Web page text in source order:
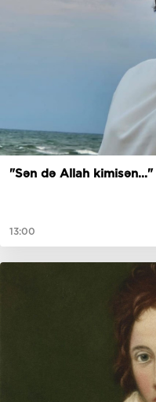
"Sən də Allah kimisən..."
13:00